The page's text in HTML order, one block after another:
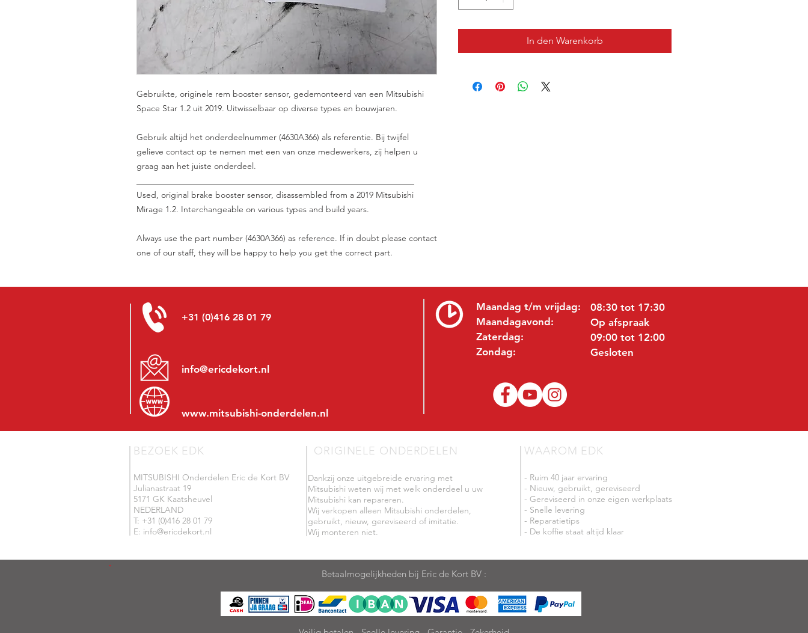
Gebruikte, originele rem booster sensor, gedemonteerd van een Mitsubishi
Space Star 1.2 uit 2019. Uitwisselbaar op diverse types en bouwjaren.
Gebruik altijd het onderdeelnummer (4630A366) als referentie. Bij twijfel
gelieve contact op te nemen met een van onze medewerkers, zij helpen u
graag aan het juiste onderdeel.
Used, original brake booster sensor, disassembled from a 2019 Mitsubishi
Mirage 1.2. Interchangeable on various types and build years.
Always use the part number (4630A366) as reference. If in doubt please contact
one of our staff, they will be happy to help you get the correct part.
In den Warenkorb
+31 (0)416 28 01 79
info@ericdekort.nl
www.mitsubishi-onderdelen.nl
Maandag t/m vrijdag:
Maandagavond:
Zaterdag:
Zondag:
08:30 tot 17:30
Op afspraak
09:00 tot 12:00
Gesloten
BEZOEK EDK
MITSUBISHI Onderdelen Eric de Kort BV
Julianastraat 19
5171 GK Kaatsheuvel
NEDERLAND
T: +31 (0)416 28 01 79
E: info@ericdekort.nl
ORIGINELE ONDERDELEN
Dankzij onze uitgebreide ervaring met
Mitsubishi weten wij met welk onderdeel u uw
Mitsubishi kan repareren.
Wij verkopen alleen Mitsubishi onderdelen,
gebruikt, nieuw, gereviseerd of imitatie.
Wij monteren niet.
WAAROM EDK
- Ruim 40 jaar ervaring
- Nieuw, gebruikt, gereviseerd
- Gereviseerd in onze eigen werkplaats
- Snelle levering
- Reparatietips
- De koffie staat altijd klaar
Betaalmogelijkheden bij Eric de Kort BV :